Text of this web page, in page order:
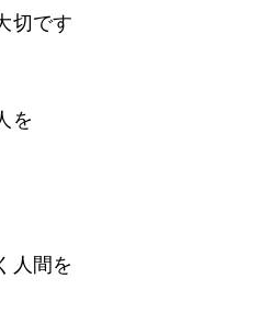
切です
を
人間を